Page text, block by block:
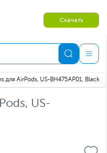
Скачать
для AirPods, US-BH475AP01, Black
US-